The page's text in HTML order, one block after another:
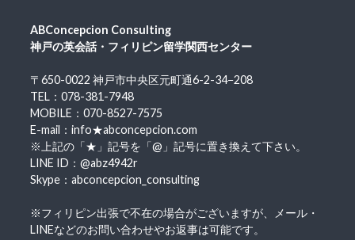
ABConcepcion Consulting
神戸の英会話・フィリピン留学関西センター
〒650-0022 神戸市中央区元町通6-2-34−208
TEL：078-381-7948
MOBILE：070-8527-7575
E-mail：info★abconcepcion.com
※上記の「★」記号を「@」記号に置き換えて下さい。
LINE ID：@abz4942r
Skype：abconcepcion_consulting
※フィリピン出張で不在の場合がございますが、メール・
LINEなどのお問い合わせやお返事は可能です。